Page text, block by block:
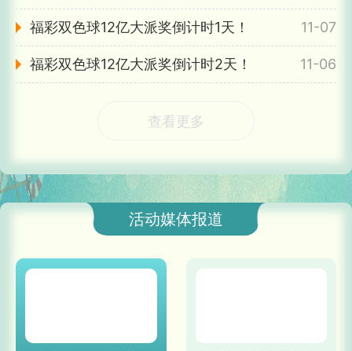
福彩双色球12亿大派奖倒计时1天！ 11-07
福彩双色球12亿大派奖倒计时2天！ 11-06
查看更多
活动媒体报道